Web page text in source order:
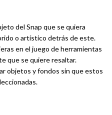
del Snap que se quiera
o artístico detrás de este.
en el juego de herramientas
que se quiere resaltar.
objetos y fondos sin que estos